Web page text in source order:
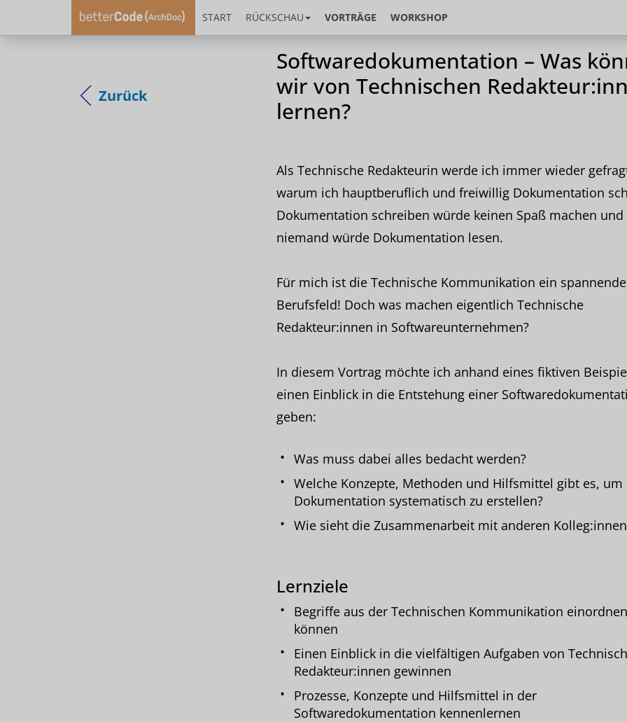
START RÜCKSCHAU VORTRÄGE WORKSHOP
Zurück
Softwaredokumentation – Was
wir von Technischen
lernen?
Als Technische Redakteurin werde ich immer wieder
warum ich hauptberuflich und freiwillig Dokumentation
Dokumentation schreiben würde keinen Spaß machen und
niemand würde Dokumentation lesen.
Für mich ist die Technische Kommunikation ein
Berufsfeld! Doch was machen eigentlich Technische
Redakteur:innen in Softwareunternehmen?
In diesem Vortrag möchte ich anhand eines fiktiven
einen Einblick in die Entstehung einer
geben:
Was muss dabei alles bedacht werden?
Welche Konzepte, Methoden und Hilfsmittel gibt es, um
Dokumentation systematisch zu erstellen?
Wie sieht die Zusammenarbeit mit anderen
Lernziele
Begriffe aus der Technischen Kommunikation einordnen
können
Einen Einblick in die vielfältigen Aufgaben von
Redakteur:innen gewinnen
Prozesse, Konzepte und Hilfsmittel in der
Softwaredokumentation kennenlernen